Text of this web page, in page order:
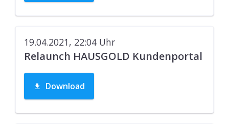
19.04.2021, 22:04 Uhr
Relaunch HAUSGOLD Kundenportal
Download